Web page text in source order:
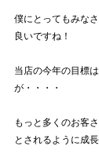
僕にとってもみな
良いですね！
当店の今年の目標
が・・・・
もっと多くのお客
とされるように成